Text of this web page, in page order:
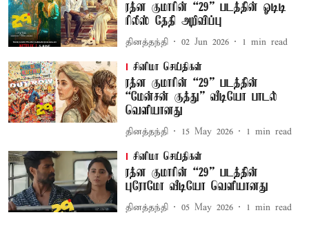
ரத்ன குமாரின் “29” படத்தின் ஓடிடி
ரிலீஸ் தேதி அறிவிப்பு
தினத்தந்தி 02 Jun 2026 1 min read
சினிமா செய்திகள்
ரத்ன குமாரின் “29” படத்தின்
“மேன்சன் குத்து” வீடியோ பாடல்
வெளியானது
தினத்தந்தி 15 May 2026 1 min read
சினிமா செய்திகள்
ரத்ன குமாரின் “29” படத்தின்
புரோமோ வீடியோ வெளியானது
தினத்தந்தி 05 May 2026 1 min read